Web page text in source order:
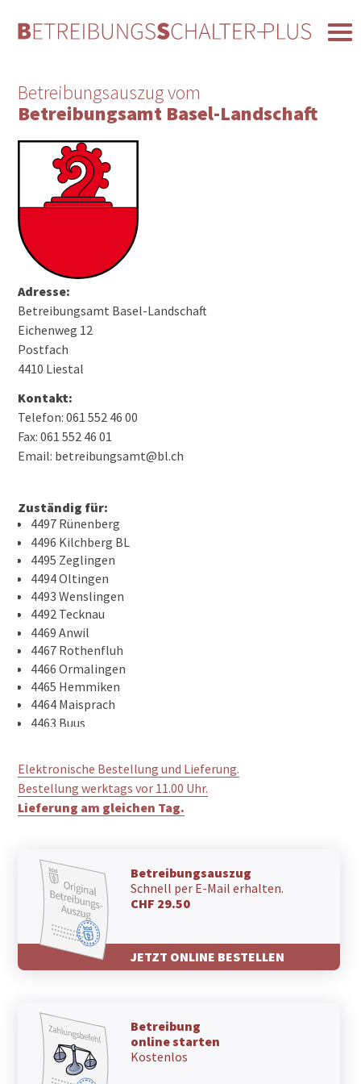
Betreibungsauszug vom
Betreibungsamt Basel-Landschaft
Adresse:
Betreibungsamt Basel-Landschaft
Eichenweg 12
Postfach
4410 Liestal
Kontakt:
Telefon: 061 552 46 00
Fax: 061 552 46 01
Email: betreibungsamt@bl.ch
Zuständig für:
4497 Rünenberg
4496 Kilchberg BL
4495 Zeglingen
4494 Oltingen
4493 Wenslingen
4492 Tecknau
4469 Anwil
4467 Rothenfluh
4466 Ormalingen
4465 Hemmiken
4464 Maisprach
4463 Buus
4460 Gelterkinden
4458 Eptingen
4457 Diegten
4453 Nusshof
4452 Itingen
4451 Wintersingen
4450 Sissach
4448 Läufelfingen
4447 Känerkinden
4446 Buckten
4444 Rümlingen
4443 Wittinsburg
4442 Diepflingen
4441 Thürnen
Elektronische Bestellung und Lieferung.
Bestellung werktags vor 11.00 Uhr.
Lieferung am gleichen Tag.
Betreibungsauszug
Schnell per E-Mail erhalten.
CHF 29.50
JETZT ONLINE BESTELLEN
Betreibung
online starten
Kostenlos